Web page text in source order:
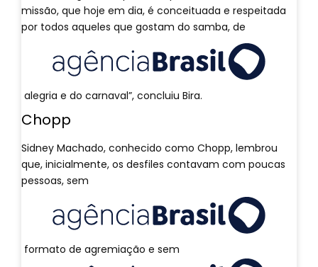
missão, que hoje em dia, é conceituada e respeitada
por todos aqueles que gostam do samba, de
alegria e do carnaval”, concluiu Bira.
Chopp
Sidney Machado, conhecido como Chopp, lembrou
que, inicialmente, os desfiles contavam com poucas
pessoas, sem
formato de agremiação e sem